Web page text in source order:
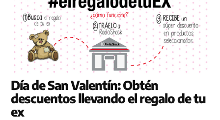
Día de San Valentín: Obtén
descuentos llevando el regalo de tu
ex